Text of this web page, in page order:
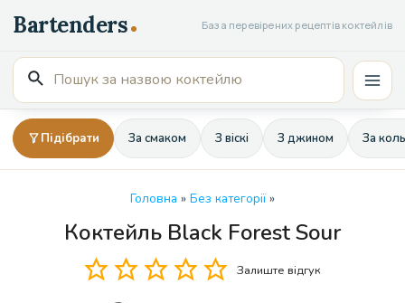
до
вмісту
База перевірених рецептів коктейлів
Пошук
для:
Підібрати За смаком З віскі З джином За
Головна » Без категорії»
Коктейль Black Forest Sour
Залиште відгук
Кількість